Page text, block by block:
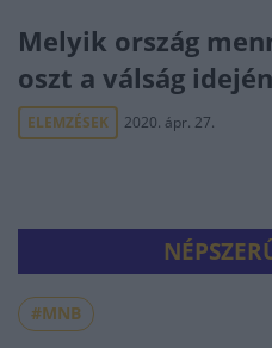
Melyik ország
oszt a válság
ELEMZÉSEK 2020. ápr. 27.
#MNB